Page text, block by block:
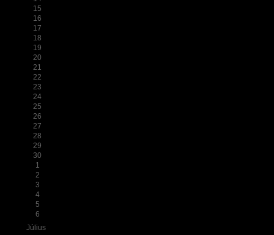
15
16
17
18
19
20
21
22
23
24
25
26
27
28
29
30
1
2
3
4
5
6
Július